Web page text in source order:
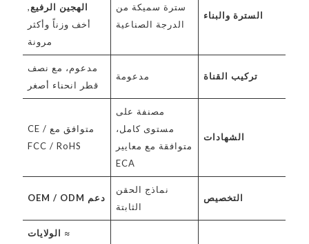
السترة والبناء
سترة سميكة من
الدرجة الصناعية
الهجين الرفيع,
أخف وزناً وأكثر
مرونة
تركيب القناة مدعومة
مدعوم، مع نصف
قطر انحناء أصغر
الشهادات
مصنفة على
مستوى كامل،
متوافقة مع معايير
ECA
متوافق مع CE /
FCC / RoHS
التخصيص
نماذج الحقن
الثابتة
دعم OEM / ODM
≈ الولايات